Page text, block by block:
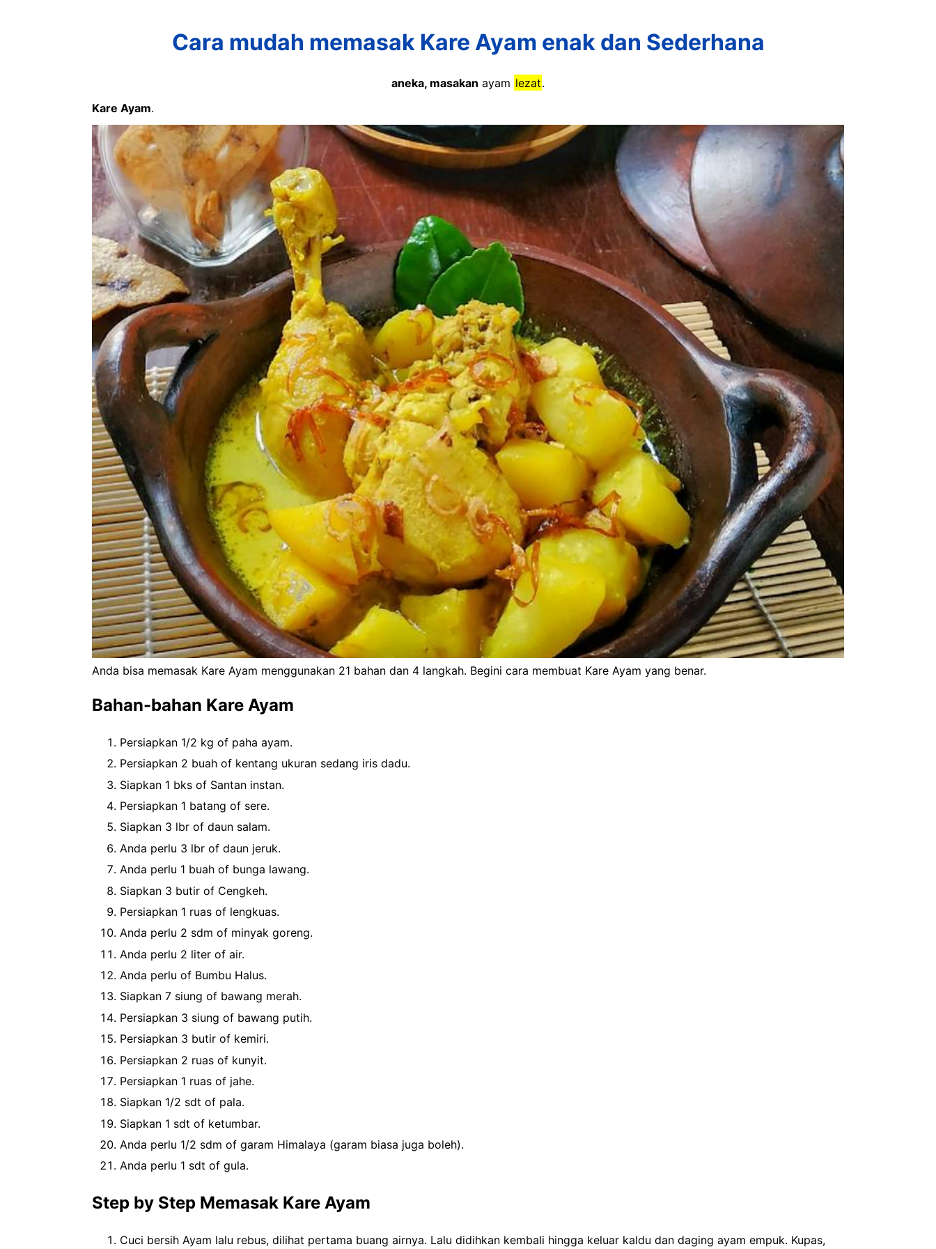
Cara mudah memasak Kare Ayam enak dan Sederhana
aneka, masakan ayam lezat.
Kare Ayam.
Anda bisa memasak Kare Ayam menggunakan 21 bahan dan 4 langkah. Begini cara membuat Kare Ayam yang benar.
Bahan-bahan Kare Ayam
Persiapkan 1/2 kg of paha ayam.
Persiapkan 2 buah of kentang ukuran sedang iris dadu.
Siapkan 1 bks of Santan instan.
Persiapkan 1 batang of sere.
Siapkan 3 lbr of daun salam.
Anda perlu 3 lbr of daun jeruk.
Anda perlu 1 buah of bunga lawang.
Siapkan 3 butir of Cengkeh.
Persiapkan 1 ruas of lengkuas.
Anda perlu 2 sdm of minyak goreng.
Anda perlu 2 liter of air.
Anda perlu of Bumbu Halus.
Siapkan 7 siung of bawang merah.
Persiapkan 3 siung of bawang putih.
Persiapkan 3 butir of kemiri.
Persiapkan 2 ruas of kunyit.
Persiapkan 1 ruas of jahe.
Siapkan 1/2 sdt of pala.
Siapkan 1 sdt of ketumbar.
Anda perlu 1/2 sdm of garam Himalaya (garam biasa juga boleh).
Anda perlu 1 sdt of gula.
Step by Step Memasak Kare Ayam
Cuci bersih Ayam lalu rebus, dilihat pertama buang airnya. Lalu didihkan kembali hingga keluar kaldu dan daging ayam empuk. Kupas,